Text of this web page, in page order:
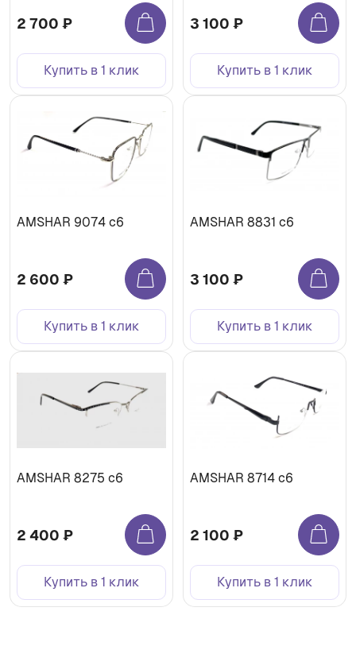
2 700 ₽
Купить в 1 клик
3 100 ₽
Купить в 1 клик
AMSHAR 9074 c6
2 600 ₽
Купить в 1 клик
AMSHAR 8831 c6
3 100 ₽
Купить в 1 клик
AMSHAR 8275 c6
2 400 ₽
Купить в 1 клик
AMSHAR 8714 c6
2 100 ₽
Купить в 1 клик